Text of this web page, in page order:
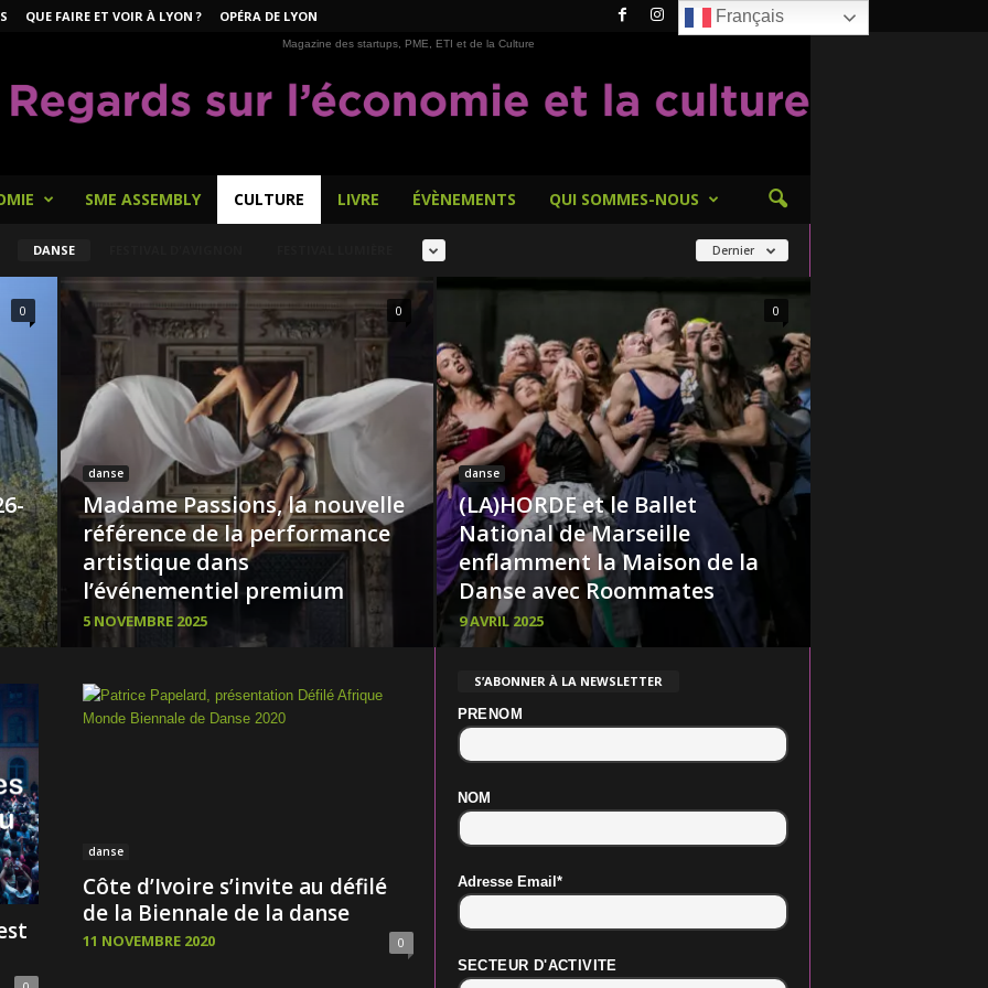
QUE FAIRE ET VOIR À LYON ? OPÉRA DE LYON
Magazine des startups, PME, ETI et de la Culture
SME ASSEMBLY CULTURE LIVRE ÉVÈNEMENTS QUI SOMMES-NOUS
DANSE Dernier
0
danse
Madame Passions, la nouvelle
référence de la performance
artistique dans
l’événementiel premium
5 NOVEMBRE 2025
0
danse
(LA)HORDE et le Ballet
National de Marseille
enflamment la Maison de la
Danse avec Roommates
9 AVRIL 2025
0
danse
Côte d’Ivoire s’invite au défilé
de la Biennale de la danse
11 NOVEMBRE 2020 0
S’ABONNER À LA NEWSLETTER
PRENOM
NOM
Adresse Email*
SECTEUR D'ACTIVITE
Français